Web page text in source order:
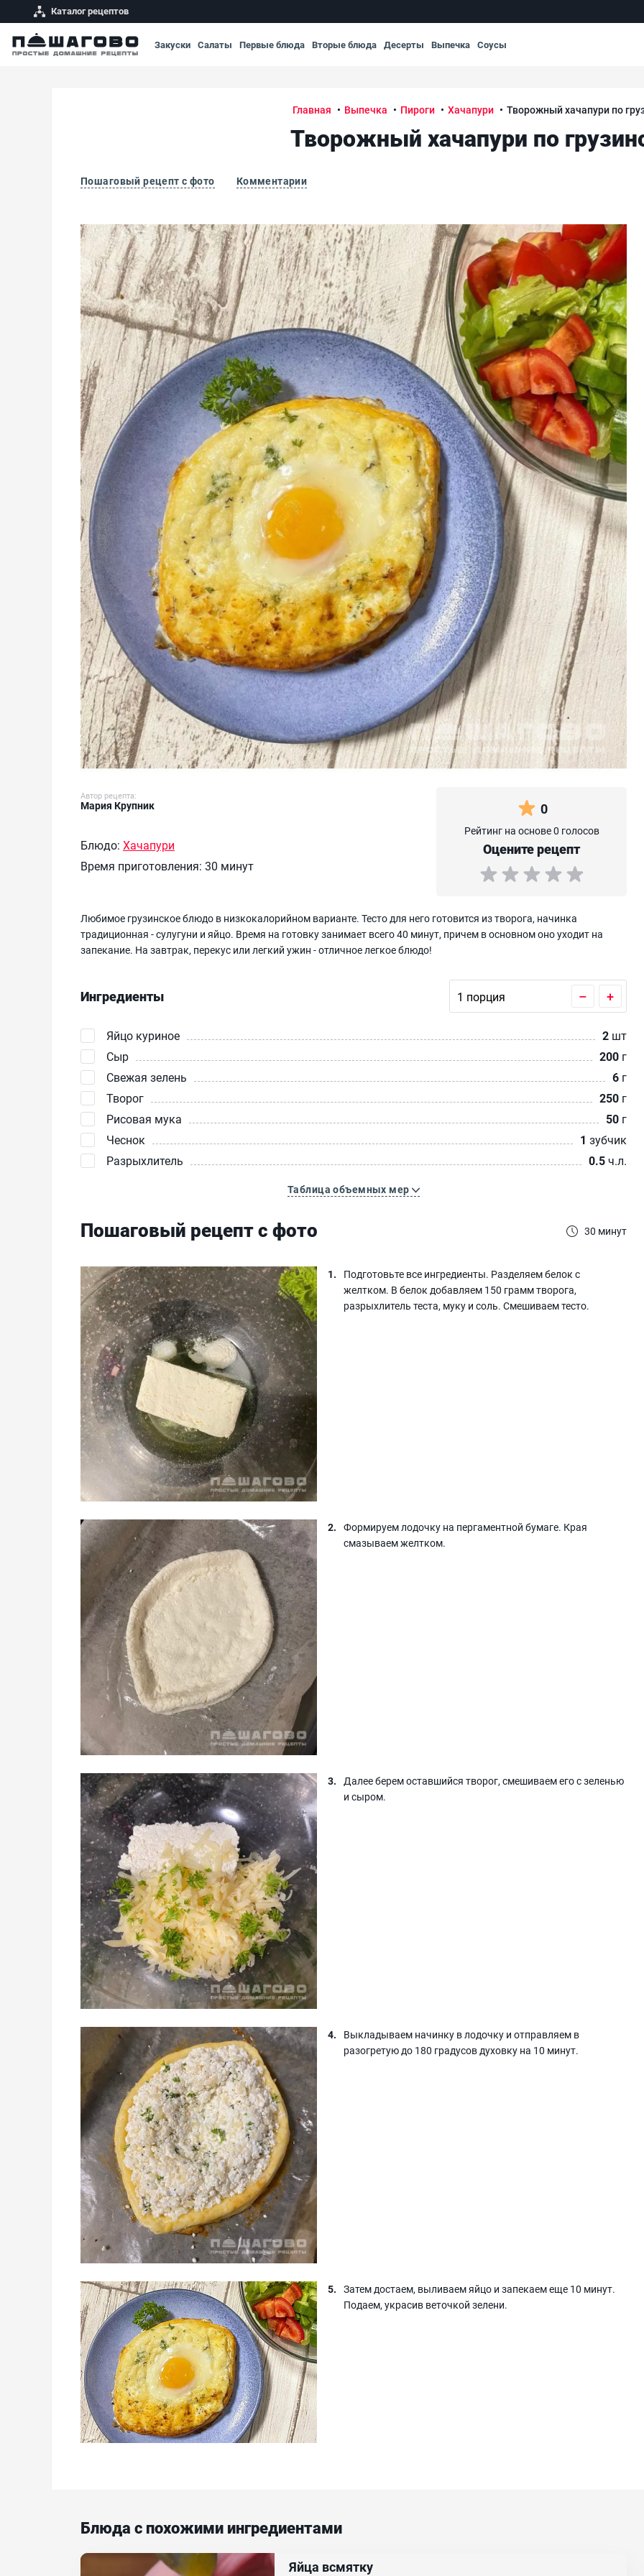
Каталог рецептов
Закуски Салаты Первые блюда Вторые блюда Десерты Выпечка Соусы
Главная Выпечка Пироги Хачапури Творожный хачапури по
Творожный хачапури по
Пошаговый рецепт с фото Комментарии
Творожный хачапури по грузински
Автор рецепта:
Мария Крупник
Блюдо: Хачапури
Время приготовления: 30 минут
0
Рейтинг на основе 0 голосов
Оцените рецепт
Любимое грузинское блюдо в низкокалорийном варианте. Тесто для него готовится из творога, начинка
традиционная - сулугуни и яйцо. Время на готовку занимает всего 40 минут, причем в основном оно уходит на
запекание. На завтрак, перекус или легкий ужин - отличное легкое блюдо!
Ингредиенты – +
Яйцо куриное 2 шт
Сыр
200 г
Свежая зелень
6 г
Творог
250 г
Рисовая мука
50 г
Чеснок
1 зубчик
Разрыхлитель
0.5ч.л.
Таблица объемных мер
Пошаговый рецепт с фото 30 минут
Подготовьте все ингредиенты. Разделяем белок с
желтком. В белок добавляем 150 грамм творога,
разрыхлитель теста, муку и соль. Смешиваем тесто.
Формируем лодочку на пергаментной бумаге. Края
смазываем желтком.
Далее берем оставшийся творог, смешиваем его с зеленью
и сыром.
Выкладываем начинку в лодочку и отправляем в
разогретую до 180 градусов духовку на 10 минут.
Затем достаем, выливаем яйцо и запекаем еще 10 минут.
Подаем, украсив веточкой зелени.
Блюда с похожими ингредиентами
Яйца всмятку